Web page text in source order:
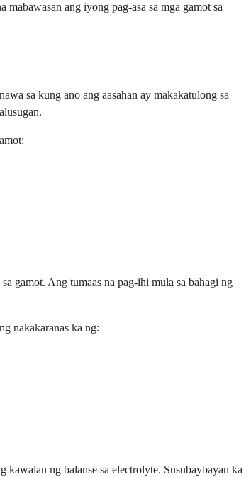
ang iyong pag-asa sa mga gamot sa
sa kung ano ang aasahan ay makakatulong sa
gamot. Ang tumaas na pag-ihi mula sa bahagi ng
nakakaranas ka ng:
ng balanse sa electrolyte. Susubaybayan ka